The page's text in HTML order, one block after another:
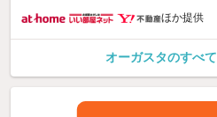
ほか提供
オーガスタのすべ